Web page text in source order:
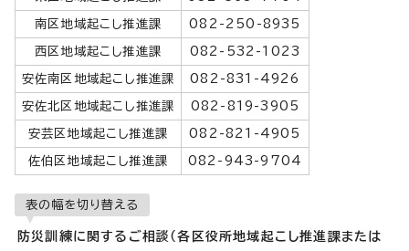
南区地域起こし推進課 082-250-8935
西区地域起こし推進課 082-532-1023
安佐南区地域起こし推進課 082-831-4926
安佐北区地域起こし推進課 082-819-3905
安芸区地域起こし推進課 082-821-4905
佐伯区地域起こし推進課 082-943-9704
表の幅を切り替える
防災訓練に関するご相談（各区役所地域起こし推進課または